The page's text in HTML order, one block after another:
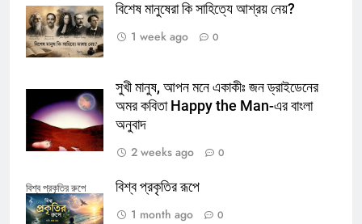
বিশেষ মানুষেরা কি সাহিত্যে আশ্রয় নেয়?
1 week ago
0
সুখী মানুষ, আপন মনে একাকীঃ জন ড্রাইডেনের
অমর কবিতা Happy the Man-এর বাংলা
অনুবাদ
2 weeks ago
0
বিশ্ব প্রকৃতির রুপে
বিশ্ব প্রকৃতির রূপে
1 month ago
0